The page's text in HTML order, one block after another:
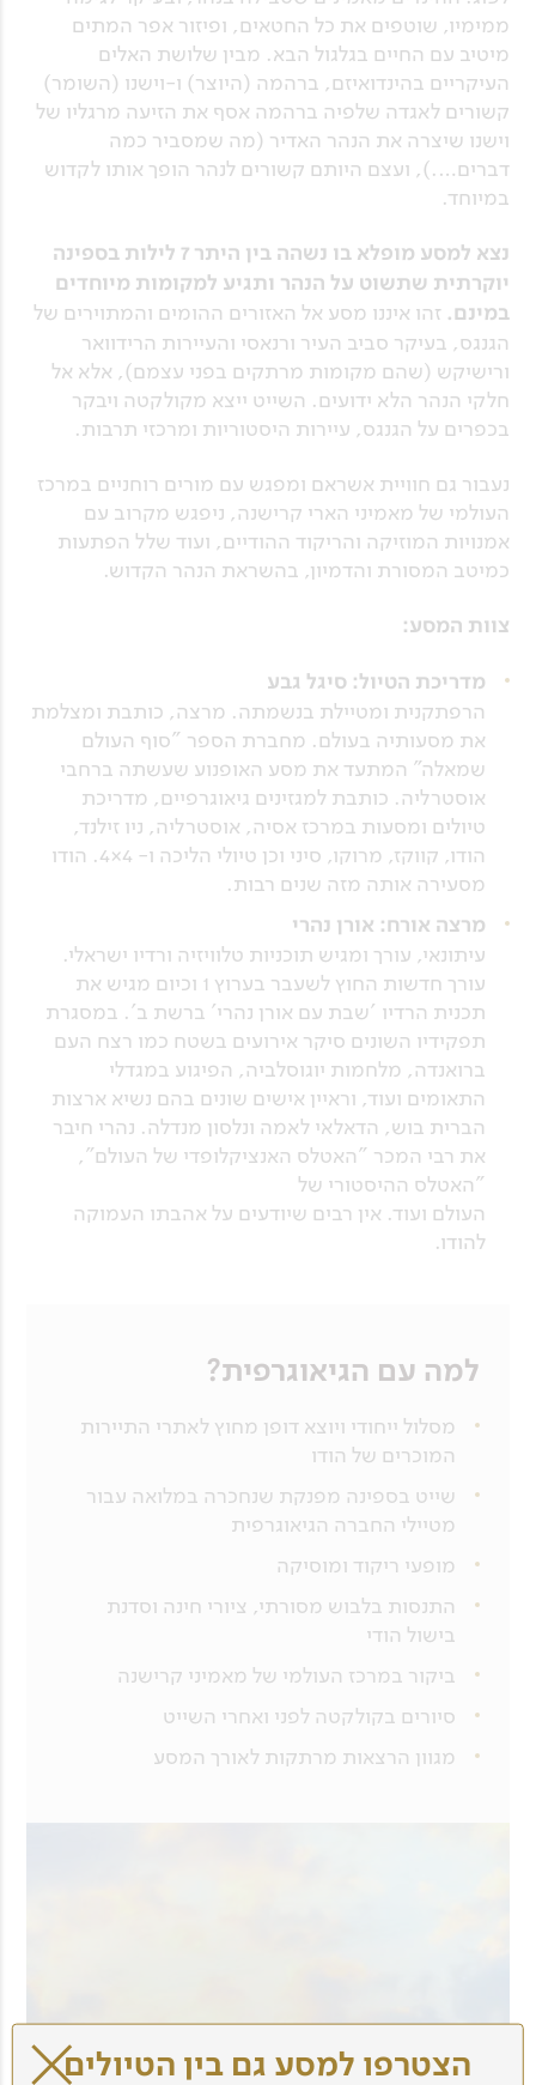
ממימיו, שוטפים את כל החטאים, ופיזור אפר המתים
מיטיב עם החיים בגלגול הבא. מבין שלושת האלים
העיקריים בהינדואיזם, ברהמה (היוצר) ו-וישנו (השומר)
קשורים לאגדה שלפיה ברהמה אסף את הזיעה מרגליו של
וישנו שיצרה את הנהר האדיר (מה שמסביר כמה
דברים….), ועצם היותם קשורים לנהר הופך אותו לקדוש
במיוחד.
נצא למסע מופלא בו נשהה בין היתר 7 לילות בספינה
יוקרתית שתשוט על הנהר ותגיע למקומות מיוחדים
במינם.זהו איננו מסע אל האזורים ההומים והמתוירים של
הגנגס, בעיקר סביב העיר ורנאסי והעיירות הרידוואר
ורישיקש (שהם מקומות מרתקים בפני עצמם), אלא אל
חלקי הנהר הלא ידועים. השייט ייצא מקולקטה ויבקר
בכפרים על הגנגס, עיירות היסטוריות ומרכזי תרבות.
נעבור גם חוויית אשראם ומפגש עם מורים רוחניים במרכז
העולמי של מאמיני הארי קרישנה, ניפגש מקרוב עם
אמנויות המוזיקה והריקוד ההודיים, ועוד שלל הפתעות
כמיטב המסורת והדמיון, בהשראת הנהר הקדוש.
צוות המסע:
מדריכת הטיול: סיגל גבע
הרפתקנית ומטיילת בנשמתה. מרצה, כותבת ומצלמת
את מסעותיה בעולם. מחברת הספר "סוף העולם
שמאלה" המתעד את מסע האופנוע שעשתה ברחבי
אוסטרליה. כותבת למגזינים גיאוגרפיים, מדריכת
טיולים ומסעות במרכז אסיה, אוסטרליה, ניו זילנד,
הודו, קווקז, מרוקו, סיני וכן טיולי הליכה ו- 4×4. הודו
מסעירה אותה מזה שנים רבות.
מרצה אורח: אורן נהרי
עיתונאי, עורך ומגיש תוכניות טלוויזיה ורדיו ישראלי.
עורך חדשות החוץ לשעבר בערוץ 1 וכיום מגיש את
תכנית הרדיו 'שבת עם אורן נהרי' ברשת ב'. במסגרת
תפקידיו השונים סיקר אירועים בשטח כמו רצח העם
ברואנדה, מלחמות יוגוסלביה, הפיגוע במגדלי
התאומים ועוד, וראיין אישים שונים בהם נשיא ארצות
הברית בוש, הדאלאי לאמה ונלסון מנדלה. נהרי חיבר
את רבי המכר "האטלס האנציקלופדי של העולם",
"האטלס ההיסטורי של
העולם ועוד. אין רבים שיודעים על אהבתו העמוקה
להודו.
למה עם הגיאוגרפית?
מסלול ייחודי ויוצא דופן מחוץ לאתרי התיירות
המוכרים של הודו
שייט בספינה מפנקת שנחכרה במלואה עבור
מטיילי החברה הגיאוגרפית
מופעי ריקוד ומוסיקה
התנסות בלבוש מסורתי, ציורי חינה וסדנת
בישול הודי
ביקור במרכז העולמי של מאמיני קרישנה
סיורים בקולקטה לפני ואחרי השייט
מגוון הרצאות מרתקות לאורך המסע
הצטרפו למסע גם בין הטיולים